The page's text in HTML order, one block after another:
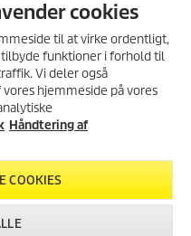
NYHEDSBREV
dig 10% rabat på dit
tilmelder dig vores
cookies
til at virke ordentligt,
funktioner i forhold til
Vi deler også
hjemmeside på vores
Håndtering af
COOKIES